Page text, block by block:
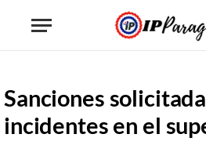
Sanciones
incidentes en el